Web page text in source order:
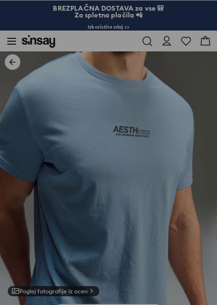
BREZPLAČNA DOSTAVA za vse 🎒
Za spletna plačila 📲
Izkoristite zdaj >>
Poglej fotografije iz ocen